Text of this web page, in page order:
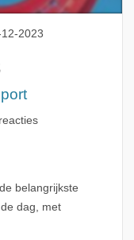
2023
belangrijkste
dag, met